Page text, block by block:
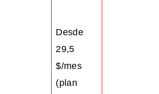
Desde
29,5
$/mes
(plan